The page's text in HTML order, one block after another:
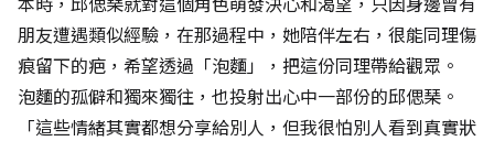
朋友遭遇類似經驗，在那過程中，她陪伴左右，很能同理傷
痕留下的疤，希望透過「泡麵」，把這份同理帶給觀眾。
泡麵的孤僻和獨來獨往，也投射出心中一部份的邱偲琹。
「這些情緒其實都想分享給別人，但我很怕別人看到真實狀